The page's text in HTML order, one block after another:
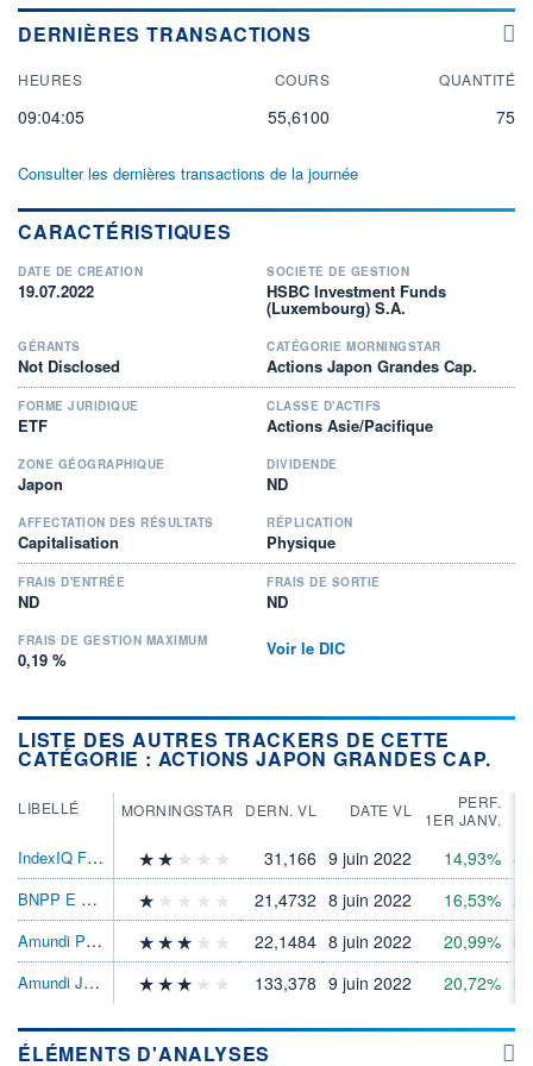
DERNIÈRES TRANSACTIONS
HEURES COURS QUANTITÉ
09:04:05 55,6100 75
Consulter les dernières transactions de la journée
CARACTÉRISTIQUES
DATE DE CRÉATION
19.07.2022
SOCIÉTÉ DE GESTION
HSBC Investment Funds
(Luxembourg) S.A.
GÉRANTS
Not Disclosed
CATÉGORIE MORNINGSTAR
Actions Japon Grandes Cap.
FORME JURIDIQUE
ETF
CLASSE D'ACTIFS
Actions Asie/Pacifique
ZONE GÉOGRAPHIQUE
Japon
DIVIDENDE
ND
AFFECTATION DES RÉSULTATS
Capitalisation
RÉPLICATION
Physique
FRAIS D'ENTRÉE
ND
FRAIS DE SORTIE
ND
FRAIS DE GESTION MAXIMUM
0,19 %
Voir le DIC
LISTE DES AUTRES TRACKERS DE CETTE
CATÉGORIE : ACTIONS JAPON GRANDES CAP.
LIBELLÉ MORNINGSTAR DERN. VL DATE VL
PERF.
1ER JANV.
IndexIQ Factors Sustainable Jpn Eq ETF C 31,166 9 juin 2022 14,93%
BNPP E MSCI Japan SRI PAB ETFDis
21,4732 8 juin 2022 16,53%
Amundi PEA Japon Topix ETF EUR Acc
22,1484 8 juin 2022 20,99%
Amundi Japan Topix II ETF Dist EUR
133,378 9 juin 2022 20,72%
ÉLÉMENTS D'ANALYSES